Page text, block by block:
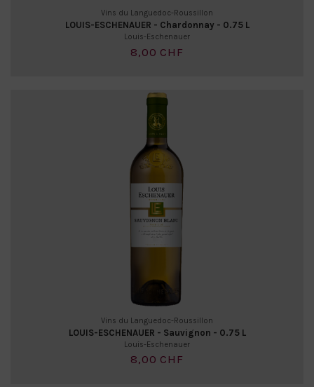
Vins du Languedoc-Roussillon
LOUIS-ESCHENAUER - Chardonnay - 0.75 L
Louis-Eschenauer
8,00 CHF
Vins du Languedoc-Roussillon
LOUIS-ESCHENAUER - Sauvignon - 0.75 L
Louis-Eschenauer
8,00 CHF